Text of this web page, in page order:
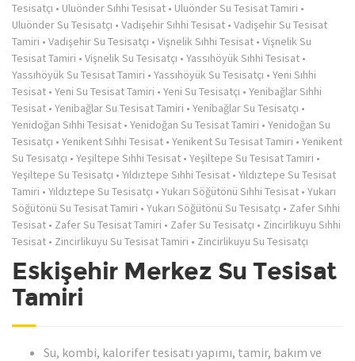
Tesisatçı • Uluönder Sıhhi Tesisat • Uluönder Su Tesisat Tamiri •
Uluönder Su Tesisatçı • Vadişehir Sıhhi Tesisat • Vadişehir Su Tesisat
Tamiri • Vadişehir Su Tesisatçı • Vişnelik Sıhhi Tesisat • Vişnelik Su
Tesisat Tamiri • Vişnelik Su Tesisatçı • Yassıhöyük Sıhhi Tesisat •
Yassıhöyük Su Tesisat Tamiri • Yassıhöyük Su Tesisatçı • Yeni Sıhhi
Tesisat • Yeni Su Tesisat Tamiri • Yeni Su Tesisatçı • Yenibağlar Sıhhi
Tesisat • Yenibağlar Su Tesisat Tamiri • Yenibağlar Su Tesisatçı •
Yenidoğan Sıhhi Tesisat • Yenidoğan Su Tesisat Tamiri • Yenidoğan Su
Tesisatçı • Yenikent Sıhhi Tesisat • Yenikent Su Tesisat Tamiri • Yenikent
Su Tesisatçı • Yeşiltepe Sıhhi Tesisat • Yeşiltepe Su Tesisat Tamiri •
Yeşiltepe Su Tesisatçı • Yıldıztepe Sıhhi Tesisat • Yıldıztepe Su Tesisat
Tamiri • Yıldıztepe Su Tesisatçı • Yukarı Söğütönü Sıhhi Tesisat • Yukarı
Söğütönü Su Tesisat Tamiri • Yukarı Söğütönü Su Tesisatçı • Zafer Sıhhi
Tesisat • Zafer Su Tesisat Tamiri • Zafer Su Tesisatçı • Zincirlikuyu Sıhhi
Tesisat • Zincirlikuyu Su Tesisat Tamiri • Zincirlikuyu Su Tesisatçı
Eskişehir Merkez Su Tesisat
Tamiri
Su, kombi, kalorifer tesisatı yapımı, tamir, bakım ve